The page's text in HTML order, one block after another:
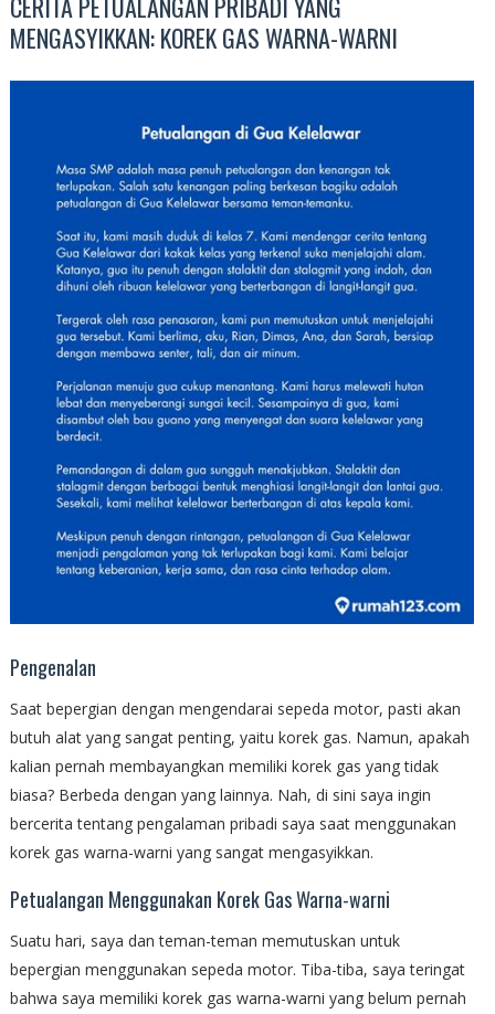
MENGASYIKKAN: KOREK GAS WARNA-WARNI
Pengenalan
Saat bepergian dengan mengendarai sepeda motor, pasti akan
butuh alat yang sangat penting, yaitu korek gas. Namun, apakah
kalian pernah membayangkan memiliki korek gas yang tidak
biasa? Berbeda dengan yang lainnya. Nah, di sini saya ingin
bercerita tentang pengalaman pribadi saya saat menggunakan
korek gas warna-warni yang sangat mengasyikkan.
Petualangan Menggunakan Korek Gas Warna-warni
Suatu hari, saya dan teman-teman memutuskan untuk
bepergian menggunakan sepeda motor. Tiba-tiba, saya teringat
bahwa saya memiliki korek gas warna-warni yang belum pernah